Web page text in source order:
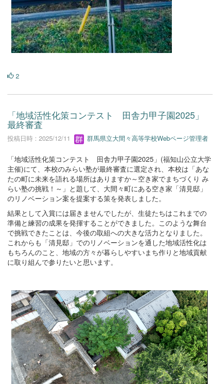
2
「地域活性化策コンテスト 田舎力甲子園2025」
最終審査
投稿日時 : 2025/12/11 群馬県立大間々高等学校Webページ管理者
「地域活性化策コンテスト 田舎力甲子園2025」(福知山公立大学
主催)にて、本校のみらい塾が最終審査に選定され、本校は「あな
たの町に未来を語れる場所はありますか～空き家でまちづくり み
らい塾の挑戦！～」と題して、大間々町にある空き家「清見邸」
のリノベーション案を提案する策を発表しました。
結果として入賞には届きませんでしたが、生徒たちはこれまでの
準備と練習の成果を発揮することができました。このような舞台
で挑戦できたことは、今後の取組への大きな活力となりました。
これからも「清見邸」でのリノベーションを通した地域活性化は
もちろんのこと、地域の方々が暮らしやすいまち作りと地域貢献
に取り組んで参りたいと思います。